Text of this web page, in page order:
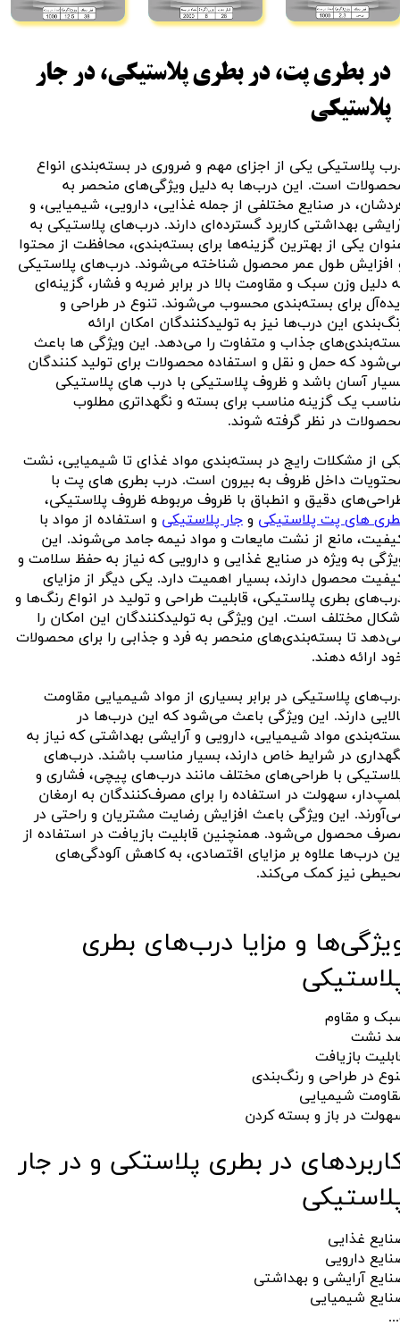
در بطری پت، در بطری پلاستیکی، در جار
پلاستیکی
پلاستیکی یکی از اجزای مهم و ضروری در بسته‌بندی انواع
است. این درب‌ها به دلیل ویژگی‌های منحصر به
در صنایع مختلفی از جمله غذایی، دارویی، شیمیایی، و
بهداشتی کاربرد گسترده‌ای دارند. درب‌های پلاستیکی به
یکی از بهترین گزینه‌ها برای بسته‌بندی، محافظت از محتوا
افزایش طول عمر محصول شناخته می‌شوند. درب‌های پلاستیکی
دلیل وزن سبک و مقاومت بالا در برابر ضربه و فشار، گزینه‌ای
برای بسته‌بندی محسوب می‌شوند. تنوع در طراحی و
این درب‌ها نیز به تولیدکنندگان امکان ارائه
جذاب و متفاوت را می‌دهد. این ویژگی ها باعث
که حمل و نقل و استفاده محصولات برای تولید کنندگان
آسان باشد و ظروف پلاستیکی با درب های پلاستیکی
یک گزینه مناسب برای بسته و نگهداتری مطلوب
در نظر گرفته شوند.
از مشکلات رایج در بسته‌بندی مواد غذای تا شیمیایی، نشت
داخل ظروف به بیرون است. درب‌ بطری های پت با
دقیق و انطباق با ظروف مربوطه ظروف پلاستیکی،
های پت پلاستیکی و جار پلاستیکی و استفاده از مواد با
مانع از نشت مایعات و مواد نیمه جامد می‌شوند. این
به ویژه در صنایع غذایی و دارویی که نیاز به حفظ سلامت و
محصول دارند، بسیار اهمیت دارد. یکی دیگر از مزایای
بطری پلاستیکی، قابلیت طراحی و تولید در انواع رنگ‌ها و
مختلف است. این ویژگی به تولیدکنندگان این امکان را
تا بسته‌بندی‌های منحصر به فرد و جذابی را برای محصولات
ارائه دهند.
پلاستیکی در برابر بسیاری از مواد شیمیایی مقاومت
دارند. این ویژگی باعث می‌شود که این درب‌ها در
مواد شیمیایی، دارویی و آرایشی بهداشتی که نیاز به
در شرایط خاص دارند، بسیار مناسب باشند. درب‌های
با طراحی‌های مختلف مانند درب‌های پیچی، فشاری و
سهولت در استفاده را برای مصرف‌کنندگان به ارمغان
این ویژگی باعث افزایش رضایت مشتریان و راحتی در
محصول می‌شود. همنچنین قابلیت بازیافت در استفاده از
درب‌ها علاوه بر مزایای اقتصادی، به کاهش آلودگی‌های
نیز کمک می‌کند.
و مزایا​​​​​​​ درب‌های بطری
و مقاوم
نشت
بازیافت
در طراحی و رنگ‌بندی
شیمیایی
در باز و بسته کردن​​​​​​​
در بطری پلاستکی و در جار
غذایی
دارویی
آرایشی و بهداشتی
شیمیایی